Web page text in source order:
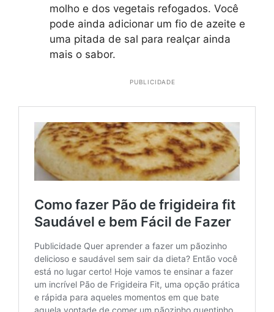
molho e dos vegetais refogados. Você
pode ainda adicionar um fio de azeite e
uma pitada de sal para realçar ainda
mais o sabor.
PUBLICIDADE